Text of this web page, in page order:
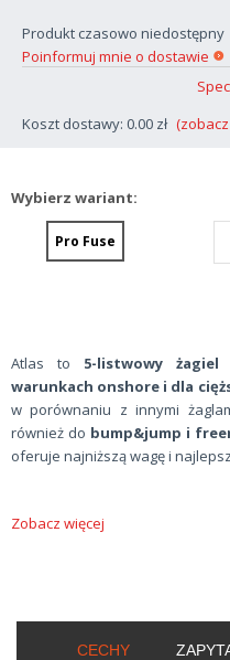
Poinformuj mnie o dostawie
Produkt czasowo niedostępny
Koszt dostawy: 0.00 zł
Wybierz wariant:
Pro Fuse
Atlas to 5-listwowy żagiel
warunkach onshore i dla
w porównaniu z innymi
również do bump&jump i
oferuje najniższą wagę i
Zobacz więcej
CECHY